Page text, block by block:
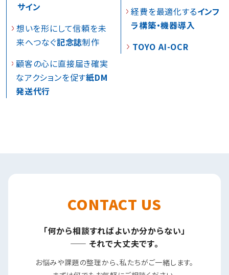
サイン
想いを形にして信頼を未
来へつなぐ記念誌制作
顧客の心に直接届き確実
なアクションを促す紙DM
発送代行
経費を最適化するインフ
ラ構築・機器導入
TOYO AI-OCR
CONTACT US
「何から相談すればよいか分からない」
—— それで大丈夫です。
お悩みや課題の整理から、私たちがご一緒します。